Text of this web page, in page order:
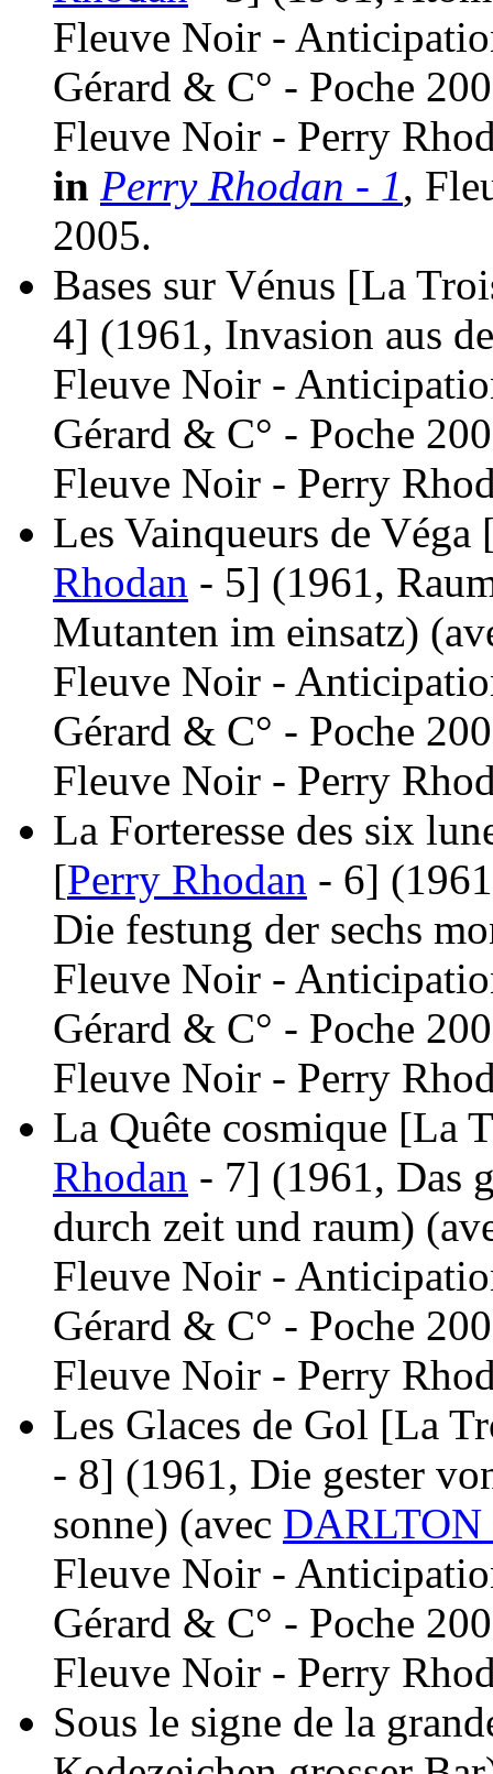
Fleuve Noir -
Gérard & C° - Poche
Fleuve Noir - Perry
in Perry Rhodan - 1,
2005.
Bases sur Vénus [La
4] (1961, Invasion aus
Fleuve Noir -
Gérard & C° - Poche
Fleuve Noir - Perry
Les Vainqueurs de
Rhodan - 5] (1961,
Mutanten im einsatz)
Fleuve Noir -
Gérard & C° - Poche
Fleuve Noir - Perry
La Forteresse des six
[Perry Rhodan - 6]
Die festung der sechs
Fleuve Noir -
Gérard & C° - Poche
Fleuve Noir - Perry
La Quête cosmique [La
Rhodan - 7] (1961, Das
durch zeit und raum)
Fleuve Noir -
Gérard & C° - Poche
Fleuve Noir - Perry
Les Glaces de Gol [La
- 8] (1961, Die gester
sonne) (avec DARLTON
Fleuve Noir -
Gérard & C° - Poche
Fleuve Noir - Perry
Sous le signe de la